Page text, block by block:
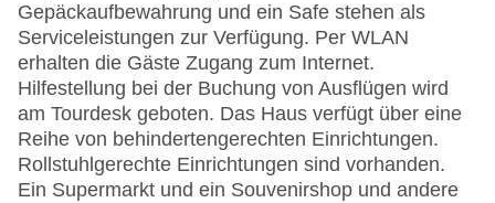
Gepäckaufbewahrung und ein Safe stehen als
Serviceleistungen zur Verfügung. Per WLAN
erhalten die Gäste Zugang zum Internet.
Hilfestellung bei der Buchung von Ausflügen wird
am Tourdesk geboten. Das Haus verfügt über eine
Reihe von behindertengerechten Einrichtungen.
Rollstuhlgerechte Einrichtungen sind vorhanden.
Ein Supermarkt und ein Souvenirshop und andere